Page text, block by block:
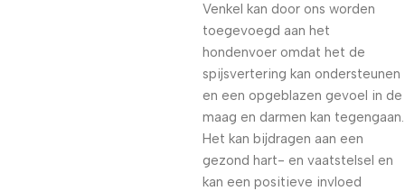
Venkel kan door ons worden
toegevoegd aan het
hondenvoer omdat het de
spijsvertering kan ondersteunen
en een opgeblazen gevoel in de
maag en darmen kan tegengaan.
Het kan bijdragen aan een
gezond hart- en vaatstelsel en
kan een positieve invloed